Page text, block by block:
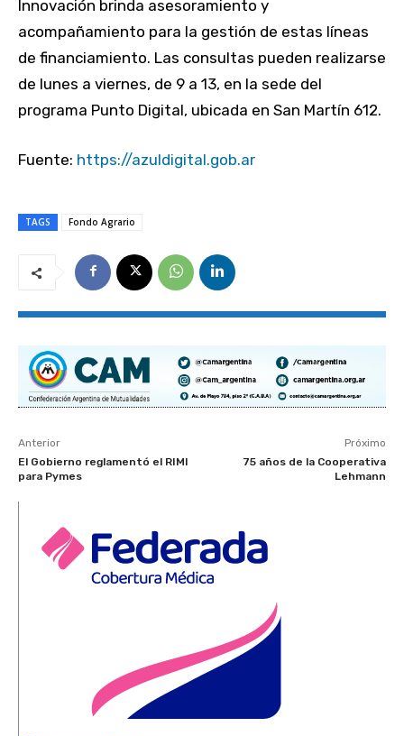
Innovación brinda asesoramiento y
acompañamiento para la gestión de estas líneas
de financiamiento. Las consultas pueden realizarse
de lunes a viernes, de 9 a 13, en la sede del
programa Punto Digital, ubicada en San Martín 612.
Fuente: https://azuldigital.gob.ar
TAGS Fondo Agrario
Anterior
El Gobierno reglamentó el RIMI
para Pymes
Próximo
75 años de la Cooperativa
Lehmann